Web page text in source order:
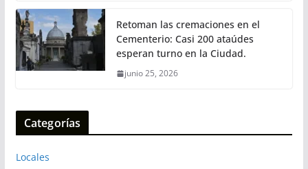
Retoman las cremaciones en el
Cementerio: Casi 200 ataúdes
esperan turno en la Ciudad.
junio 25, 2026
Categorías
Locales